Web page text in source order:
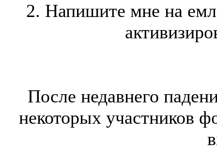
2. Напишите мне на
После недавнего
некоторых участников